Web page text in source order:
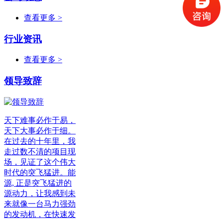
查看更多 >
行业资讯
查看更多 >
领导致辞
天下难事必作于易，
天下大事必作于细。
在过去的十年里，我
走过数不清的项目现
场，见证了这个伟大
时代的突飞猛进。能
源, 正是突飞猛进的
源动力，让我感到未
来就像一台马力强劲
的发动机，在快速发